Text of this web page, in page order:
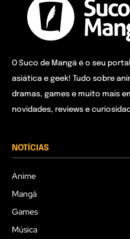
O Suco de Mangá é o seu
asiática e geek! Tudo sobre
dramas, games e muito mais
novidades, reviews e
NOTÍCIAS
Anime
Mangá
Games
Música